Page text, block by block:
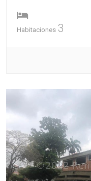
Habitaciones 3